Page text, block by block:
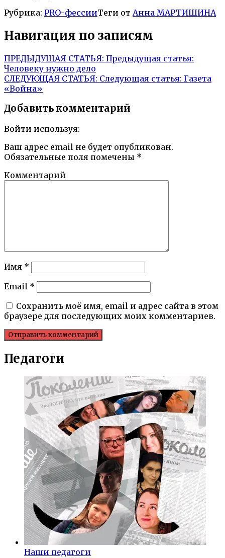
Рубрика: PRO-фессииТеги от Анна МАРТИШИНА
Навигация по записям
ПРЕДЫДУЩАЯ СТАТЬЯ: Предыдущая статья:
Человеку нужно дело
СЛЕДУЮЩАЯ СТАТЬЯ: Следующая статья: Газета
«Война»
Добавить комментарий
Войти используя:
Ваш адрес email не будет опубликован.
Обязательные поля помечены *
Комментарий
Имя *
Email *
Сохранить моё имя, email и адрес сайта в этом
браузере для последующих моих комментариев.
Педагоги
Наши педагоги